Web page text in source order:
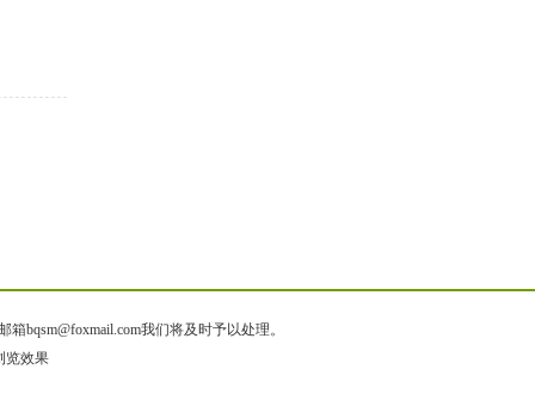
bqsm@foxmail.com我们将及时予以处理。
览效果